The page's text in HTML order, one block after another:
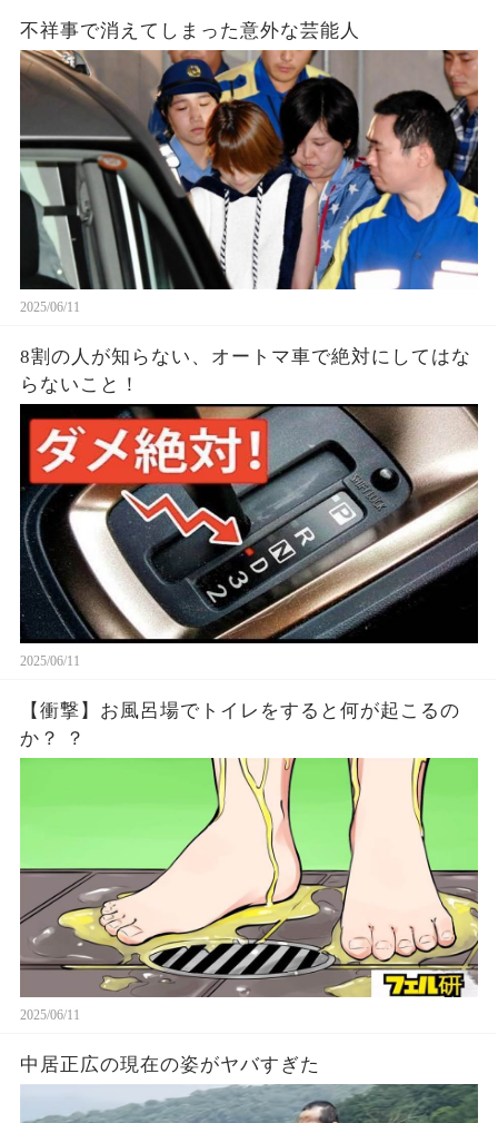
不祥事で消えてしまった意外な芸能人
2025/06/11
8割の人が知らない、オートマ車で絶対にしてはな
らないこと！
2025/06/11
【衝撃】お風呂場でトイレをすると何が起こるの
か？ ？
2025/06/11
中居正広の現在の姿がヤバすぎた